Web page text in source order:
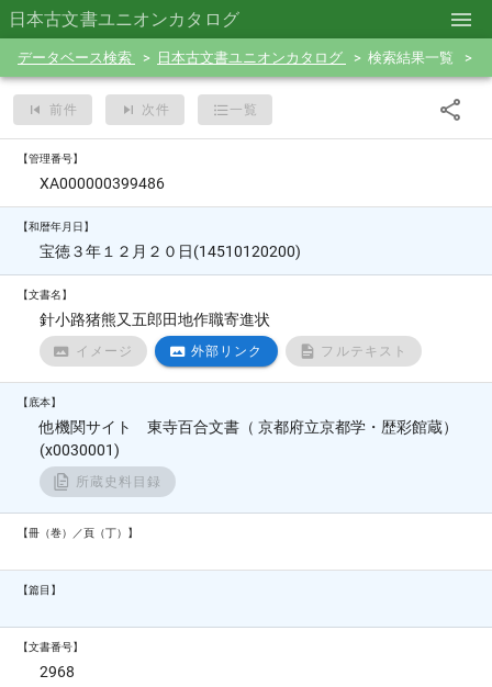
日本古文書ユニオンカタログ
データベース検索 日本古文書ユニオンカタログ 検索結果一覧
前件 次件 一覧
【管理番号】
XA000000399486
【和暦年月日】
宝徳３年１２月２０日(14510120200)
【文書名】
針小路猪熊又五郎田地作職寄進状
イメージ 外部リンク フルテキスト
【底本】
他機関サイト 東寺百合文書（ 京都府立京都学・歴彩館蔵）
(x0030001)
所蔵史料目録
【冊（巻）／頁（丁）】
【篇目】
【文書番号】
2968